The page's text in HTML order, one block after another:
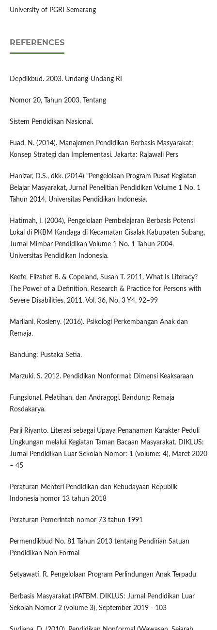
University of PGRI Semarang
REFERENCES
Depdikbud. 2003. Undang-Undang RI
Nomor 20, Tahun 2003, Tentang
Sistem Pendidikan Nasional.
Fuad, N. (2014). Manajemen Pendidikan Berbasis Masyarakat:
Konsep Strategi dan Implementasi. Jakarta: Rajawali Pers
Hanizar, D.S., dkk. (2014) "Pengelolaan Program Pusat Kegiatan
Belajar Masyarakat, Jurnal Penelitian Pendidikan Volume 1 No. 1
Tahun 2014, Universitas Pendidikan Indonesia.
Hatimah, I. (2004), Pengelolaan Pembelajaran Berbasis Potensi
Lokal di PKBM Kandaga di Kecamatan Cisalak Kabupaten Subang,
Jurnal Mimbar Pendidikan Volume 1 No. 1 Tahun 2004,
Universitas Pendidikan Indonesia.
Keefe, Elizabet B. & Copeland, Susan T. 2011. What Is Literacy?
The Power of a Definition. Research & Practice for Persons with
Severe Disabilities, 2011, Vol. 36, No. 3 Y4, 92–99
Marliani, Rosleny. (2016). Psikologi Perkembangan Anak dan
Remaja.
Bandung: Pustaka Setia.
Marzuki, S. 2012. Pendidikan Nonformal: Dimensi Keaksaraan
Fungsional, Pelatihan, dan Andragogi. Bandung: Remaja
Rosdakarya.
Parji Riyanto. Literasi sebagai Upaya Penanaman Karakter Peduli
Lingkungan melalui Kegiatan Taman Bacaan Masyarakat. DIKLUS:
Jurnal Pendidikan Luar Sekolah Nomor: 1 (volume: 4), Maret 2020
– 45
Peraturan Menteri Pendidikan dan Kebudayaan Republik
Indonesia nomor 13 tahun 2018
Peraturan Pemerintah nomor 73 tahun 1991
Permendikbud No. 81 Tahun 2013 tentang Pendirian Satuan
Pendidikan Non Formal
Setyawati, R. Pengelolaan Program Perlindungan Anak Terpadu
Berbasis Masyarakat (PATBM. DIKLUS: Jurnal Pendidikan Luar
Sekolah Nomor 2 (volume 3), September 2019 - 103